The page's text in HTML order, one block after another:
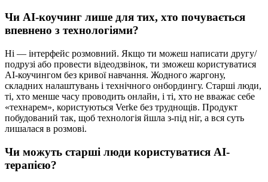
Чи AI-коучинг лише для тих, хто почувається
впевнено з технологіями?
Ні — інтерфейс розмовний. Якщо ти можеш написати другу/
подрузі або провести відеодзвінок, ти зможеш користуватися
AI-коучингом без кривої навчання. Жодного жаргону,
складних налаштувань і технічного онбордингу. Старші люди,
ті, хто менше часу проводить онлайн, і ті, хто не вважає себе
«технарем», користуються Verke без труднощів. Продукт
побудований так, щоб технологія йшла з-під ніг, а вся суть
лишалася в розмові.
Чи можуть старші люди користуватися AI-
терапією?